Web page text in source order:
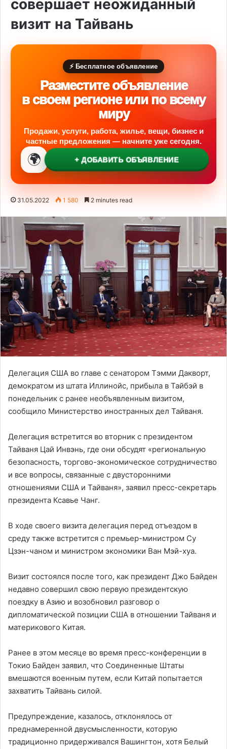
совершает неожиданный
визит на Тайвань
⚡ Бесплатное объявление
Разместите объявление
в своем регионе или по всему
миру
Продажи, услуги, работа, жилье, вещи, бизнес и
частные предложения — начните уже сегодня.
🌍 + ДОБАВИТЬ ОБЪЯВЛЕНИЕ
31.05.2022 1 580 2 minutes read
Делегация США во главе с сенатором Тэмми Дакворт,
демократом из штата Иллинойс, прибыла в Тайбэй в
понедельник с ранее необъявленным визитом,
сообщило Министерство иностранных дел Тайваня.
Делегация встретится во вторник с президентом
Тайваня Цай Инвэнь, где они обсудят «региональную
безопасность, торгово-экономическое сотрудничество
и все вопросы, связанные с двусторонними
отношениями США и Тайваня», заявил пресс-секретарь
президента Ксавье Чанг.
В ходе своего визита делегация перед отъездом в
среду также встретится с премьер-министром Су
Цзэн-чаном и министром экономики Ван Мэй-хуа.
Визит состоялся после того, как президент Джо Байден
недавно совершил свою первую президентскую
поездку в Азию и возобновил разговор о
дипломатической позиции США в отношении Тайваня и
материкового Китая.
Ранее в этом месяце во время пресс-конференции в
Токио Байден заявил, что Соединенные Штаты
вмешаются военным путем, если Китай попытается
захватить Тайвань силой.
Предупреждение, казалось, отклонялось от
преднамеренной двусмысленности, которую
традиционно придерживался Вашингтон, хотя Белый